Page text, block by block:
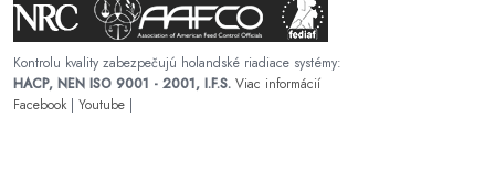
Kontrolu kvality zabezpečujú holandské riadiace systémy:
HACP, NEN ISO 9001 - 2001, I.F.S. Viac informácií
Facebook| Youtube |